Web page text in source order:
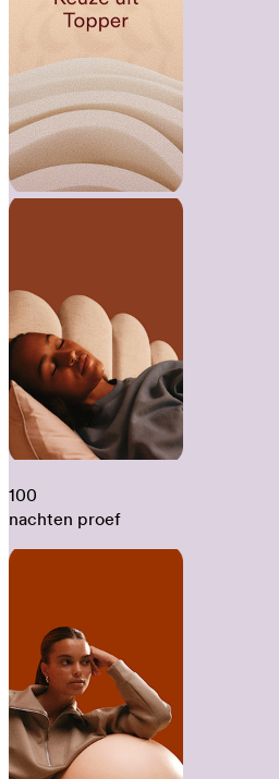
100
nachten proef